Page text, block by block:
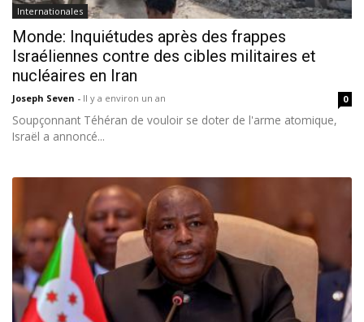
Internationales
Monde: Inquiétudes après des frappes
Israéliennes contre des cibles militaires et
nucléaires en Iran
Joseph Seven - Il y a environ un an 0
Soupçonnant Téhéran de vouloir se doter de l'arme atomique,
Israël a annoncé...